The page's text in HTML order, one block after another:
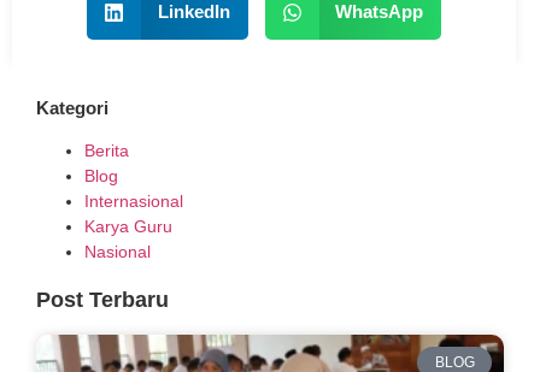
LinkedIn WhatsApp
Kategori
Berita
Blog
Internasional
Karya Guru
Nasional
Post Terbaru
BLOG